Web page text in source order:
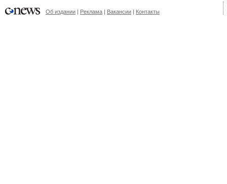
Об издании | Реклама | Вакансии | Контакты